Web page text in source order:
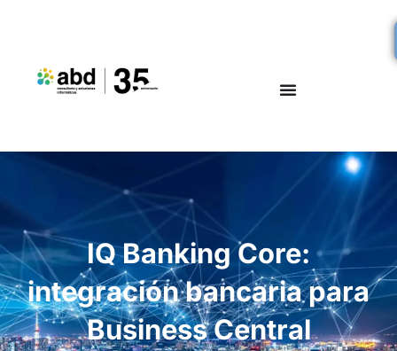
IQ Banking Core:
integración bancaria para
Business Central